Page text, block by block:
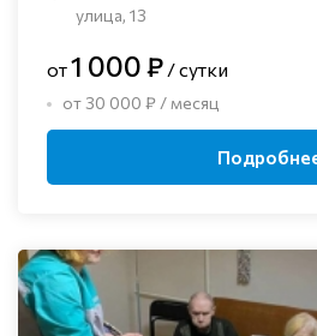
улица, 13
от1 000 ₽ / сутки
от 30 000 ₽ / месяц